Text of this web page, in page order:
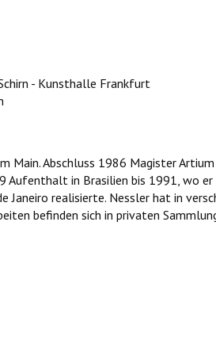
- Kunsthalle Frankfurt
Abschluss 1986 Magister Artium
Aufenthalt in Brasilien bis 1991, wo
realisierte. Nessler hat in
befinden sich in privaten